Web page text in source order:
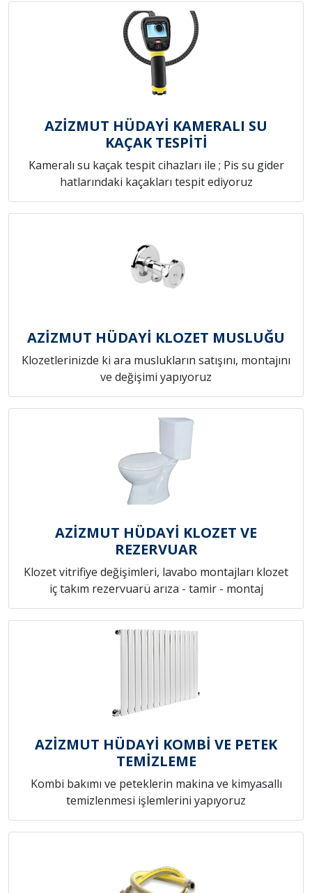
AZİZMUT HÜDAYİ KAMERALI SU
KAÇAK TESPİTİ
Kameralı su kaçak tespit cihazları ile ; Pis su gider
hatlarındaki kaçakları tespit ediyoruz
AZİZMUT HÜDAYİ KLOZET MUSLUĞU
Klozetlerinizde ki ara muslukların satışını, montajını
ve değişimi yapıyoruz
AZİZMUT HÜDAYİ KLOZET VE
REZERVUAR
Klozet vitrifiye değişimleri, lavabo montajları klozet
iç takım rezervuarü arıza - tamir - montaj
AZİZMUT HÜDAYİ KOMBİ VE PETEK
TEMİZLEME
Kombi bakımı ve peteklerin makina ve kimyasallı
temizlenmesi işlemlerini yapıyoruz